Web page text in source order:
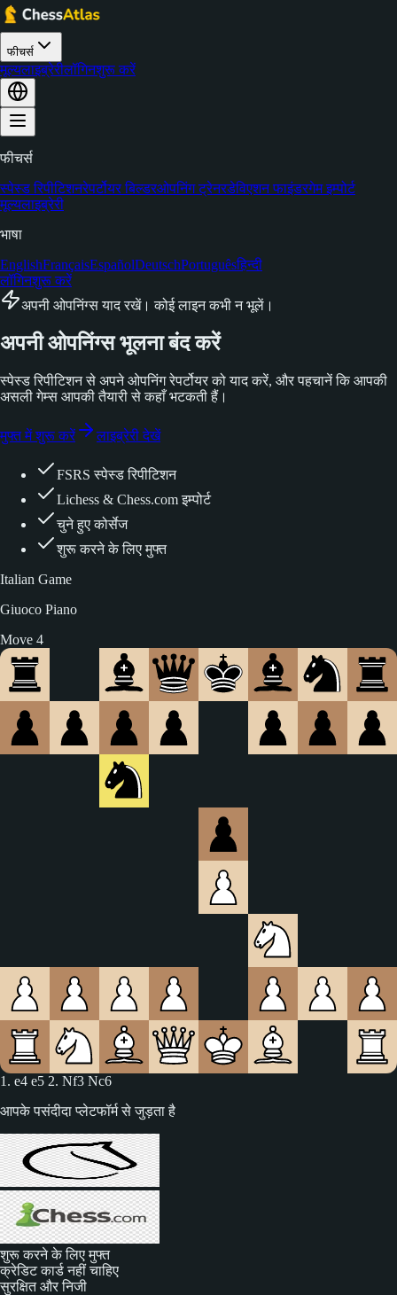
फीचर्स
मूल्यलाइब्रेरीलॉगिनशुरू करें
फीचर्स
स्पेस्ड रिपीटिशनरेपर्टोयर बिल्डरओपनिंग ट्रेनरडेविएशन फाइंडरगेम इम्पोर्ट
मूल्यलाइब्रेरी
भाषा
EnglishFrançaisEspañolDeutschPortuguêsहिन्दी
लॉगिनशुरू करें
अपनी ओपनिंग्स याद रखें। कोई लाइन कभी न भूलें।
अपनी ओपनिंग्स भूलना बंद करें
स्पेस्ड रिपीटिशन से अपने ओपनिंग रेपर्टोयर को याद करें, और पहचानें कि आपकी
असली गेम्स आपकी तैयारी से कहाँ भटकती हैं।
मुफ्त में शुरू करें लाइब्रेरी देखें
FSRS स्पेस्ड रिपीटिशन
Lichess & Chess.com इम्पोर्ट
चुने हुए कोर्सेज
शुरू करने के लिए मुफ्त
Italian Game
Giuoco Piano
Move 5
1. e4 e5 2. Nf3 Nc6 3. Bc4
आपके पसंदीदा प्लेटफॉर्म से जुड़ता है
शुरू करने के लिए मुफ्त
क्रेडिट कार्ड नहीं चाहिए
सुरक्षित और निजी